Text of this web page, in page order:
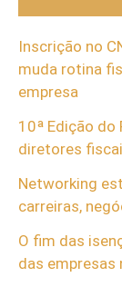
Inscrição no
muda rotina
empresa
10ª Edição
diretores
Networking
carreiras,
O fim das
das empresas